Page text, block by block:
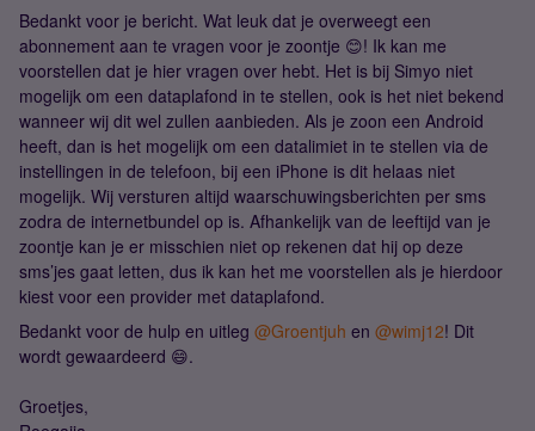
Bedankt voor je bericht. Wat leuk dat je overweegt een
abonnement aan te vragen voor je zoontje 😊! Ik kan me
voorstellen dat je hier vragen over hebt. Het is bij Simyo niet
mogelijk om een dataplafond in te stellen, ook is het niet bekend
wanneer wij dit wel zullen aanbieden. Als je zoon een Android
heeft, dan is het mogelijk om een datalimiet in te stellen via de
instellingen in de telefoon, bij een iPhone is dit helaas niet
mogelijk. Wij versturen altijd waarschuwingsberichten per sms
zodra de internetbundel op is. Afhankelijk van de leeftijd van je
zoontje kan je er misschien niet op rekenen dat hij op deze
sms’jes gaat letten, dus ik kan het me voorstellen als je hierdoor
kiest voor een provider met dataplafond.
Bedankt voor de hulp en uitleg @Groentjuh en @wimj12! Dit
wordt gewaardeerd 😄.
Groetjes,